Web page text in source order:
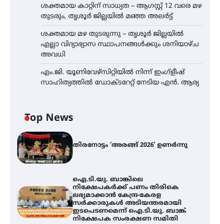
ശക്തമായ കാറ്റിന് സാധ്യത – ആഗസ്റ്റ് 12 വരെ മഴ
തുടരും, തൃശൂർ ജില്ലയിൽ മഞ്ഞ അലർട്ട്
ശക്തമായ മഴ തുടരുന്നു – തൃശൂർ ജില്ലയിൽ
എല്ലാ വിദ്യാഭ്യാസ സ്ഥാപനങ്ങൾക്കും ശനിയാഴ്ച
അവധി
എം.ജി. യൂണിവേഴ്‌സിറ്റിയിൽ നിന്ന് ഇംഗ്ളീഷ്
സാഹിത്യത്തിൽ ഡോക്ടറേറ്റ് നേടിയ എൻ. ആര്യ
Top News
തിരനോട്ടം ‘അരങ്ങ് 2026’ ഉണർന്നു
ഐ.ടി.യു. ബാങ്കിലെ
നിക്ഷേപകർക്ക് പണം തിരികെ
ലഭ്യമാക്കാൻ കേന്ദ്ര-കേരള
സർക്കാരുകൾ അടിയന്തരമായി
ഇടപെടണമെന്ന് ഐ.ടി.യു. ബാങ്ക്
നിക്ഷേപക സംരക്ഷണ സമിതി